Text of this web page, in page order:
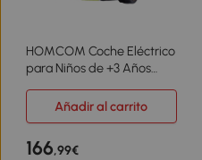
HOMCOM Coche Eléctrico
para Niños de +3 Años
de Batería 12V con Mando
a Distancia Apertura de
Faros 3-5 km/h 108x62x40
Añadir al carrito
166,99€